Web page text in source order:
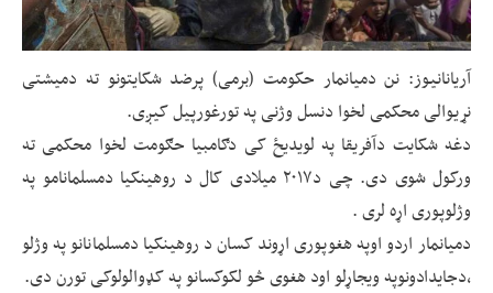
آریانانیوز: نن دمیانمار حکومت (برمی) پرضد شکایتونو ته دمیشتی
نړیوالی محکمی لخوا دنسل وژنی په تورغورپیل کیږی.
دغه شکایت دآفریقا په لویدیځ کی دګامبیا حګومت لخوا محکمی ته
ورکول شوی دی. چی د۲۰۱۷ میلادی کال د روهینکیا دمسلمانامو په
وژلوپوری اړه لری .
دمیانمار اردو اوپه هغوپوری اړوند کسان د روهینکیا دمسلمانانو په وژلو
،دجایدادونوپه ویجاړلو اود هغوی څو لکوکسانو په کډوالولوکی تورن دی.